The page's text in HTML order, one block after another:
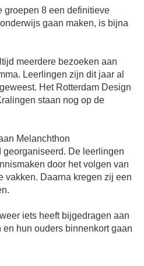
groepen 8 een definitieve
gaan maken, is bijna
meerdere bezoeken aan
Leerlingen zijn dit jaar al
Het Rotterdam Design
staan nog op de
Melanchthon
De leerlingen
door het volgen van
vakken. Daarna kregen zij een
iets heeft bijgedragen aan
hun ouders binnenkort gaan